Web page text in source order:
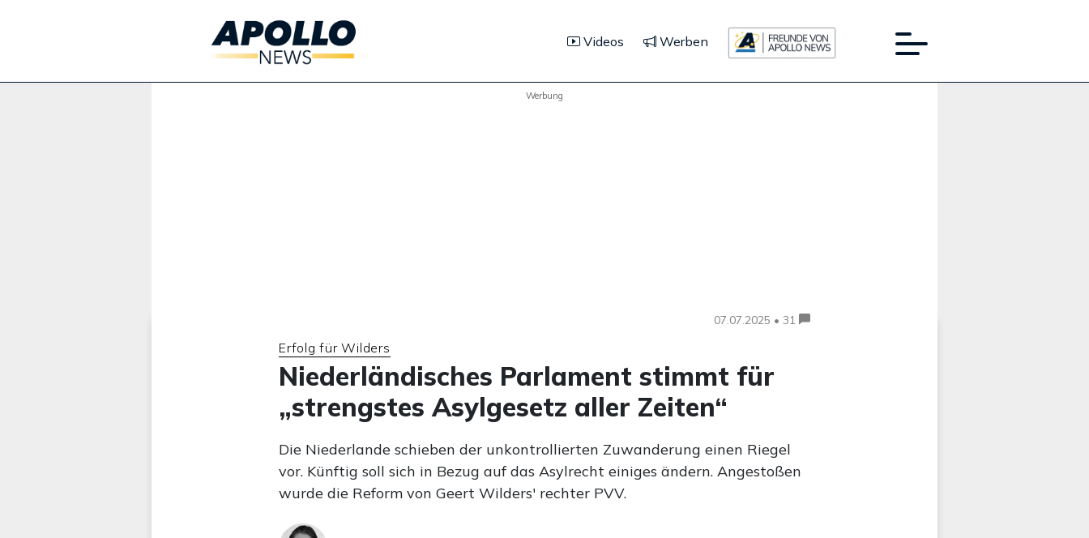
Videos Werben
Werbung
07.07.2025 • 31
Erfolg für Wilders
Niederländisches Parlament stimmt für
„strengstes Asylgesetz aller Zeiten“
Die Niederlande schieben der unkontrollierten Zuwanderung einen Riegel
vor. Künftig soll sich in Bezug auf das Asylrecht einiges ändern. Angestoßen
wurde die Reform von Geert Wilders' rechter PVV.